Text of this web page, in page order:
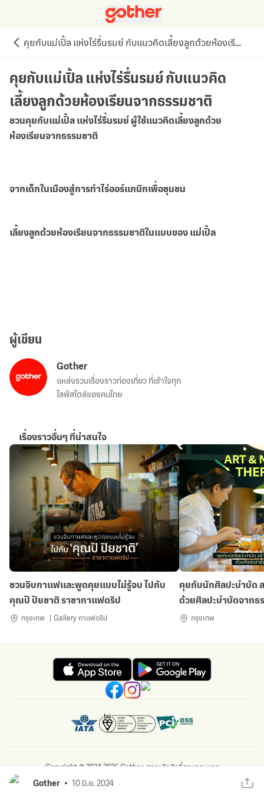
คุยกับแม่เปิ้ล แห่งไร่รื่นรมย์ กับแนวคิดเลี้ยงลูกด้วยห้องเรียนจากธรรมชาติ
คุยกับแม่เปิ้ล แห่งไร่รื่นรมย์ กับแนวคิด
เลี้ยงลูกด้วยห้องเรียนจากธรรมชาติ
ชวนคุยกับแม่เปิ้ล แห่งไร่รื่นรมย์ ผู้ใช้แนวคิดเลี้ยงลูกด้วย
ห้องเรียนจากธรรมชาติ
จากเด็กในเมืองสู่การทำไร่ออร์แกนิกเพื่อชุมชน
เลี้ยงลูกด้วยห้องเรียนจากธรรมชาติในแบบของ แม่เปิ้ล
ผู้เขียน
Gother
แหล่งรวมเรื่องราวท่องเที่ยว ที่เข้าใจทุก
ไลฟ์สไตล์ของคนไทย
Gother 10 มิ.ย. 2024
เรื่องราวอื่นๆ ที่น่าสนใจ
ชวนจิบกาแฟและพูดคุยแบบไม่รู้จบ ไปกับ
คุณปิ ปิยชาติ ราชากาแฟดริป
กรุงเทพ Gallery กาแฟดริป
คุยกับนักศิลปะบำบัด
ด้วยศิลปะบำบัดจากธ
กรุงเทพ
Copyright © 2024-2026 Gother. สงวนลิขสิทธิ์ตามกฎหมาย
gother.com เป็นผู้ให้บริการการท่องเที่ยวออนไลน์ และบริการที่เกี่ยวข้องทั่วโลก